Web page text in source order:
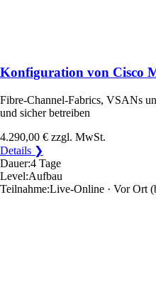
Konfiguration von Cisco
Fibre-Channel-Fabrics, VSANs
und sicher betreiben
4.290,00 € zzgl. MwSt.
Details ❯
Dauer:4 Tage
Level:Aufbau
Teilnahme:Live-Online · Vor Ort